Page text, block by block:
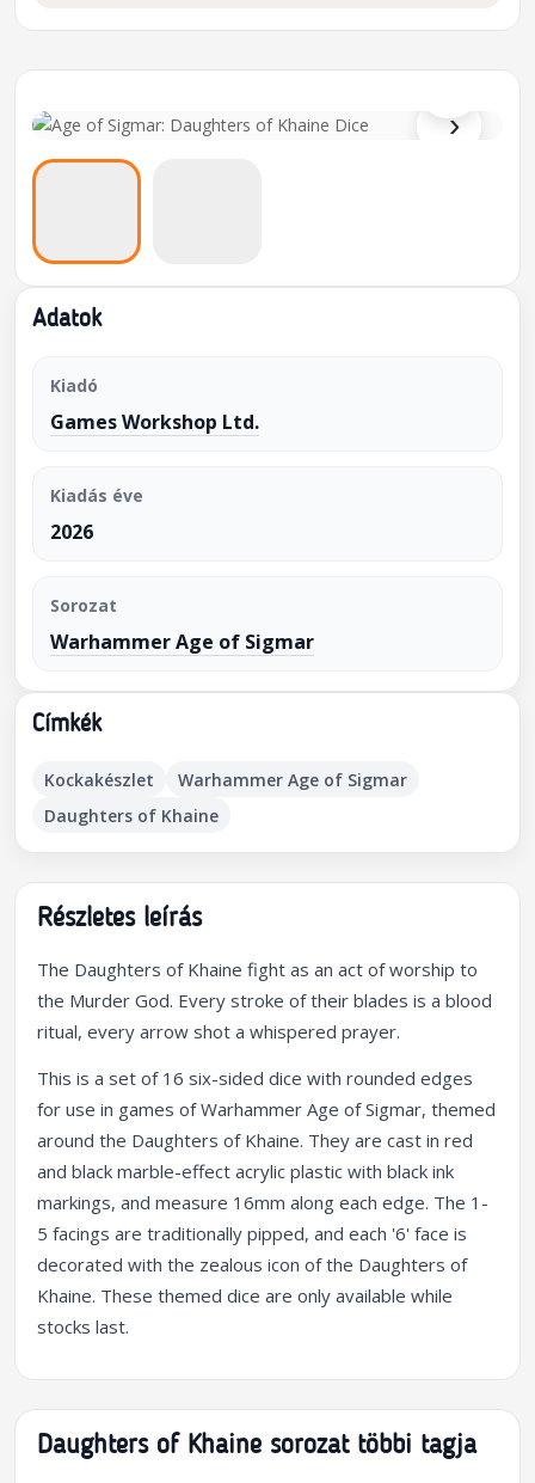
›
⌕
Adatok
Kiadó
Games Workshop Ltd.
Kiadás éve
2026
Sorozat
Warhammer Age of Sigmar
Címkék
Kockakészlet
Warhammer Age of Sigmar
Daughters of Khaine
Részletes leírás
The Daughters of Khaine fight as an act of worship to
the Murder God. Every stroke of their blades is a blood
ritual, every arrow shot a whispered prayer.
This is a set of 16 six-sided dice with rounded edges
for use in games of Warhammer Age of Sigmar, themed
around the Daughters of Khaine. They are cast in red
and black marble-effect acrylic plastic with black ink
markings, and measure 16mm along each edge. The 1-
5 facings are traditionally pipped, and each '6' face is
decorated with the zealous icon of the Daughters of
Khaine. These themed dice are only available while
stocks last.
Daughters of Khaine sorozat többi tagja